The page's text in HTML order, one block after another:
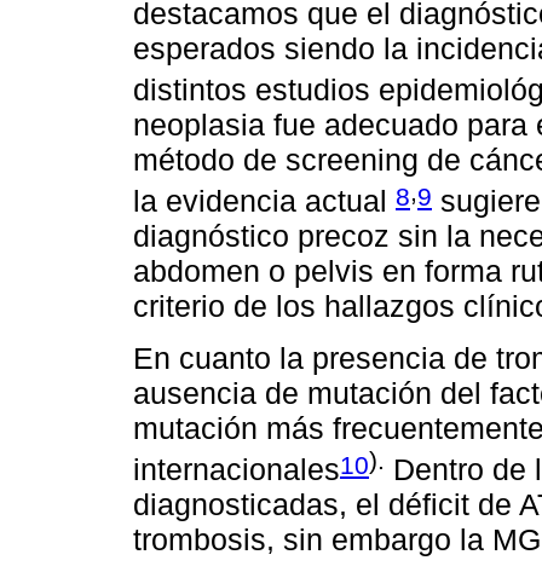
destacamos que el
esperados siendo la
distintos estudios
neoplasia fue adecuado
método de screening de
la evidencia actual 8,9
diagnóstico precoz sin la
abdomen o pelvis en forma
criterio de los hallazgos
En cuanto la presencia de
ausencia de mutación del
mutación más
internacionales10). Dentro de
diagnosticadas, el déficit de
trombosis, sin embargo la